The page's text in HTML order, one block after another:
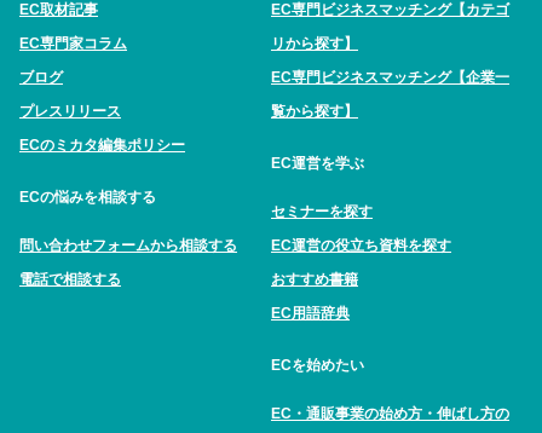
EC取材記事
EC専門家コラム
ブログ
プレスリリース
ECのミカタ編集ポリシー
ECの悩みを相談する
問い合わせフォームから相談する
電話で相談する
EC専門ビジネスマッチング【カテゴ
リから探す】
EC専門ビジネスマッチング【企業一
覧から探す】
EC運営を学ぶ
セミナーを探す
EC運営の役立ち資料を探す
おすすめ書籍
EC用語辞典
ECを始めたい
EC・通販事業の始め方・伸ばし方の